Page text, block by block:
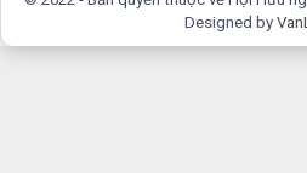
Designed by